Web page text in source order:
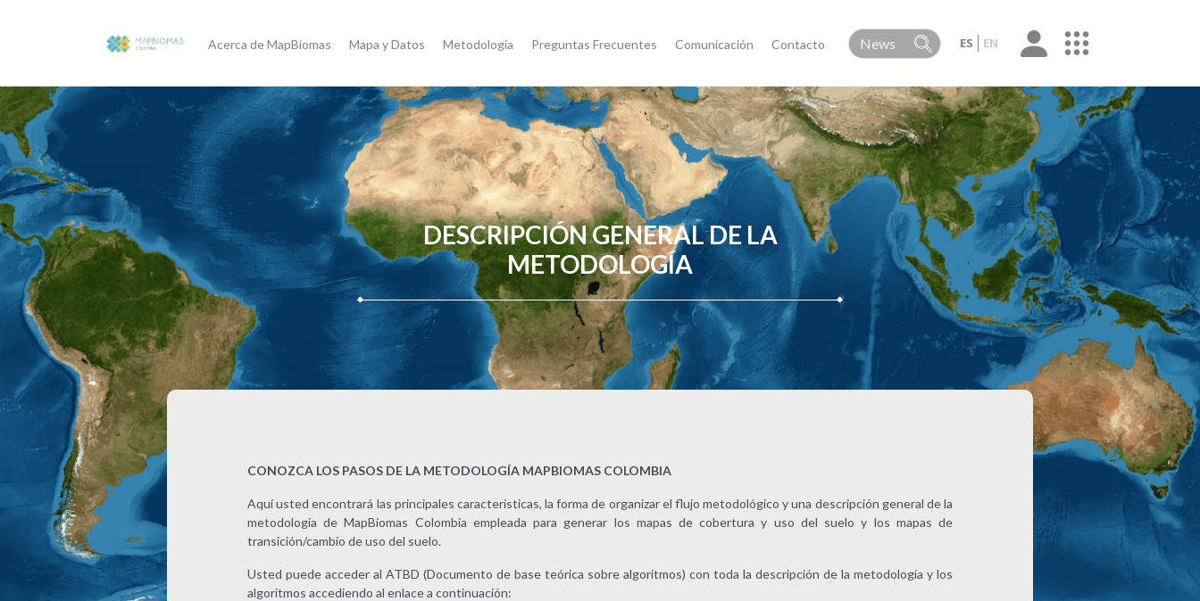
Acerca de MapBiomas Mapa y Datos Metodología Preguntas Frecuentes Comunicación Contacto ES EN
DESCRIPCIÓN GENERAL DE LA
METODOLOGÍA
CONOZCA LOS PASOS DE LA METODOLOGÍA MAPBIOMAS COLOMBIA
Aquí usted encontrará las principales características, la forma de organizar el flujo metodológico y una descripción general de la
metodología de MapBiomas Colombia empleada para generar los mapas de cobertura y uso del suelo y los mapas de
transición/cambio de uso del suelo.
Usted puede acceder al ATBD (Documento de base teórica sobre algoritmos) con toda la descripción de la metodología y los
algoritmos accediendo al enlace a continuación: